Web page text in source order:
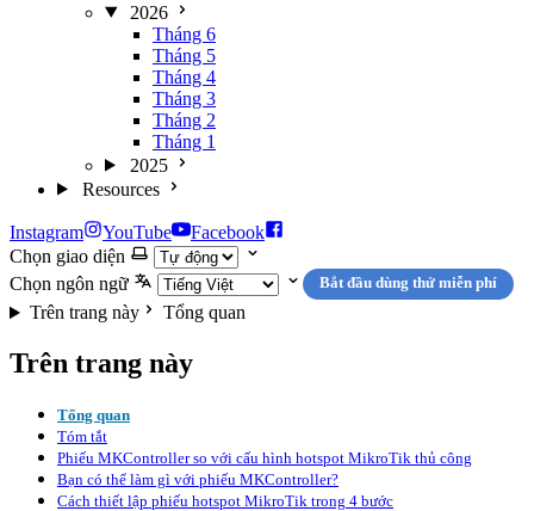
2026
Tháng 6
Tháng 5
Tháng 4
Tháng 3
Tháng 2
Tháng 1
2025
Resources
Instagram YouTube
Facebook
Chọn giao diện
Chọn ngôn ngữ
Bắt đầu dùng thử miễn phí
Trên trang này Tổng quan
Trên trang này
Tổng quan
Tóm tắt
Phiếu MKController so với cấu hình hotspot MikroTik thủ công
Bạn có thể làm gì với phiếu MKController?
Cách thiết lập phiếu hotspot MikroTik trong 4 bước